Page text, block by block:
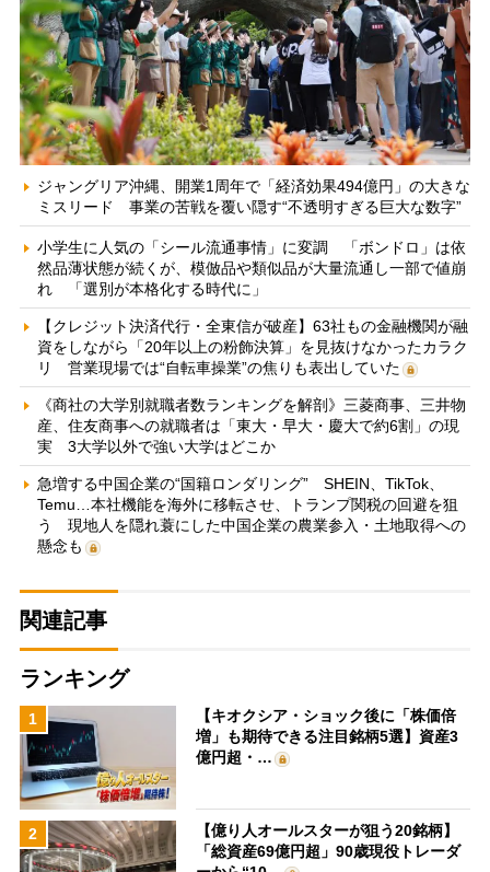
ジャングリア沖縄、開業1周年で「経済効果494億円」の大きな
ミスリード 事業の苦戦を覆い隠す“不透明すぎる巨大な数字”
小学生に人気の「シール流通事情」に変調 「ボンドロ」は依
然品薄状態が続くが、模倣品や類似品が大量流通し一部で値崩
れ 「選別が本格化する時代に」
【クレジット決済代行・全東信が破産】63社もの金融機関が融
資をしながら「20年以上の粉飾決算」を見抜けなかったカラク
リ 営業現場では“自転車操業”の焦りも表出していた
《商社の大学別就職者数ランキングを解剖》三菱商事、三井物
産、住友商事への就職者は「東大・早大・慶大で約6割」の現
実 3大学以外で強い大学はどこか
急増する中国企業の“国籍ロンダリング” SHEIN、TikTok、
Temu…本社機能を海外に移転させ、トランプ関税の回避を狙
う 現地人を隠れ蓑にした中国企業の農業参入・土地取得への
懸念も
関連記事
ランキング
1
【キオクシア・ショック後に「株価倍
増」も期待できる注目銘柄5選】資産3
億円超・…
2
【億り人オールスターが狙う20銘柄】
「総資産69億円超」90歳現役トレーダ